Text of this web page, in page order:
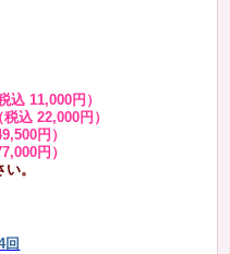
込 11,000円）
込 22,000円）
円）
円）
。
回